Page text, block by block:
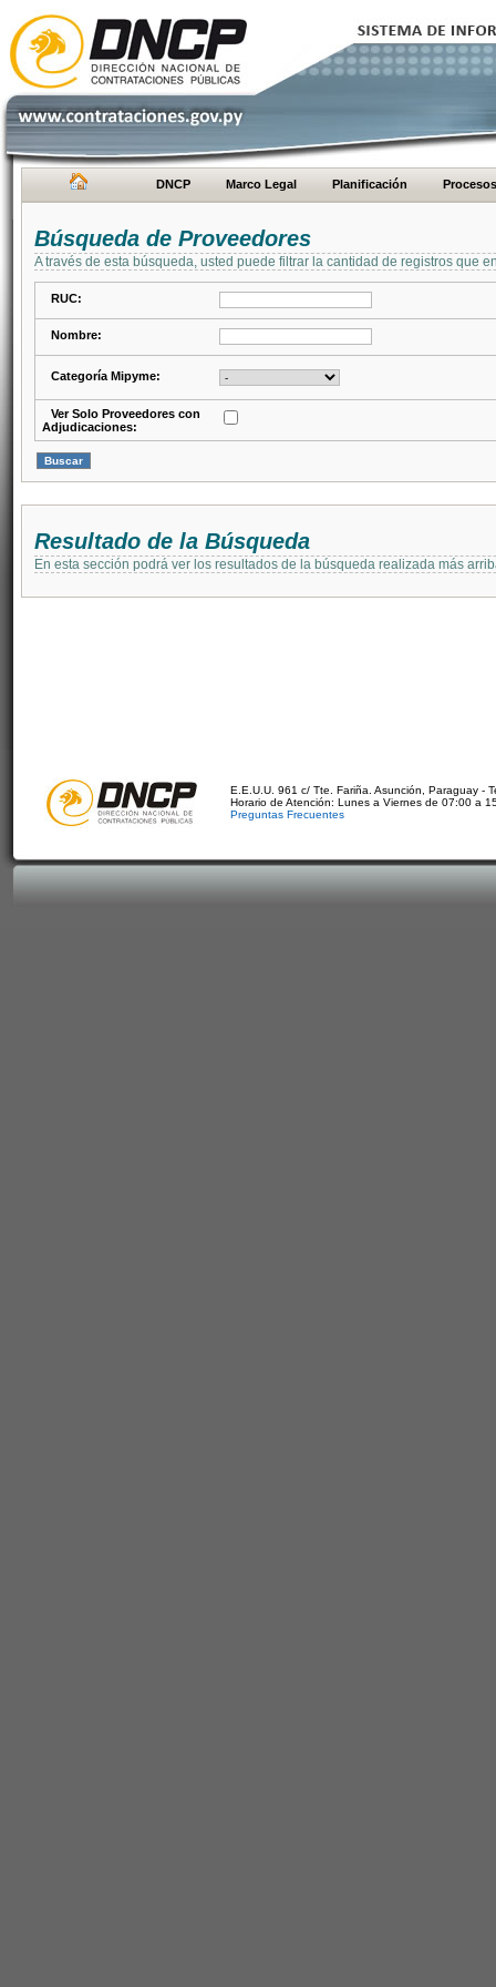
DNCP Marco Legal Planificación Procesos
Búsqueda de Proveedores
A través de esta búsqueda, usted puede filtrar la cantidad de registros que
RUC:
Nombre:
Categoría Mipyme:
Ver Solo Proveedores con
Adjudicaciones:
Resultado de la Búsqueda
En esta sección podrá ver los resultados de la búsqueda realizada más
E.E.U.U. 961 c/ Tte. Fariña. Asunción, Paraguay -
Horario de Atención: Lunes a Viernes de 07:00 a
Preguntas Frecuentes